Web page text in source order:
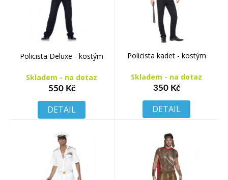
Policista Deluxe - kostým
Skladem - na dotaz
550 Kč
DETAIL
Policista kadet - kostým
Skladem - na dotaz
350 Kč
DETAIL